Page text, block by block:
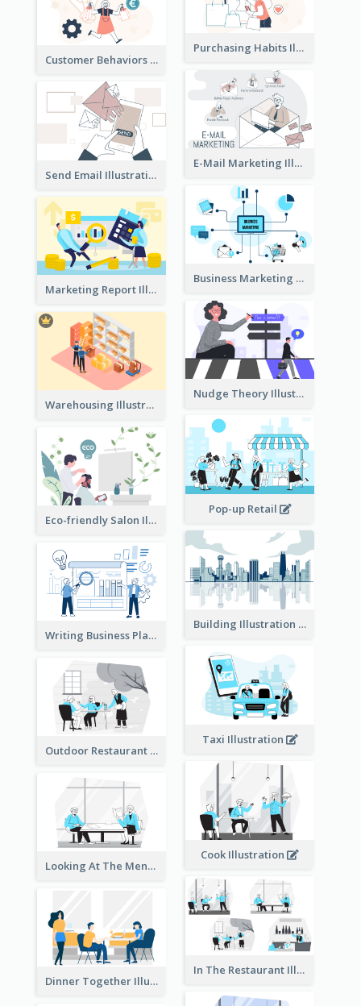
Purchasing Habits Illustration
Customer Behaviors Illustration
E-Mail Marketing Illustration
Send Email Illustration
Business Marketing
Marketing Report Illustration
Nudge Theory Illustration
Warehousing Illustration
Pop-up Retail
Eco-friendly Salon Illustration
Building Illustration
Writing Business Plan Illustration
Taxi Illustration
Outdoor Restaurant Illustration
Cook Illustration
Looking At The Menu Illustration
In The Restaurant Illustration
Dinner Together Illustration